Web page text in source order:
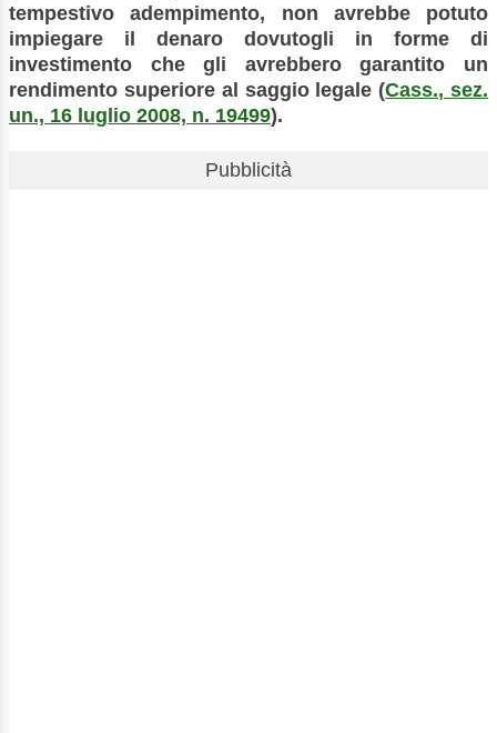
tempestivo adempimento, non avrebbe potuto
impiegare il denaro dovutogli in forme di
investimento che gli avrebbero garantito un
rendimento superiore al saggio legale (Cass., sez.
un., 16 luglio 2008, n. 19499).
Pubblicità